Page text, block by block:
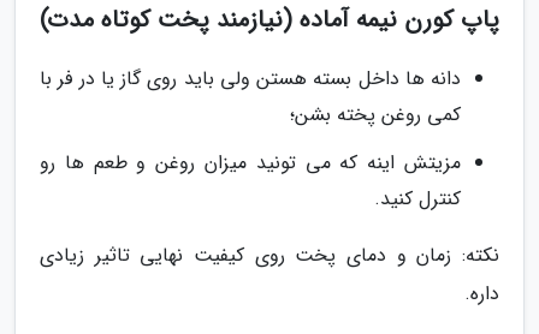
پاپ کورن نیمه آماده (نیازمند پخت کوتاه مدت)
دانه ها داخل بسته هستن ولی باید روی گاز یا در فر با
کمی روغن پخته بشن؛
مزیتش اینه که می تونید میزان روغن و طعم ها رو
کنترل کنید.
نکته: زمان و دمای پخت روی کیفیت نهایی تاثیر زیادی
داره.